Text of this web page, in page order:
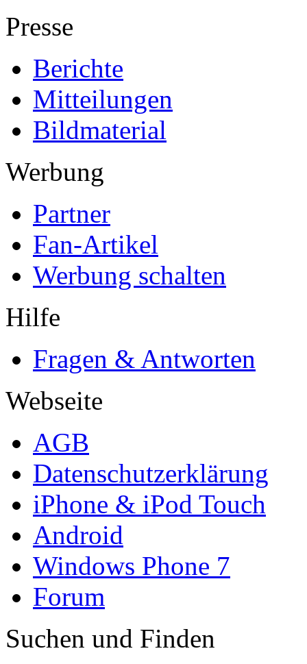
Presse
Berichte
Mitteilungen
Bildmaterial
Werbung
Partner
Fan-Artikel
Werbung schalten
Hilfe
Fragen & Antworten
Webseite
AGB
Datenschutzerklärung
iPhone & iPod Touch
Android
Windows Phone 7
Forum
Suchen und Finden